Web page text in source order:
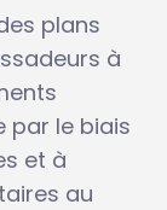
plans
à
par le biais
et à
au